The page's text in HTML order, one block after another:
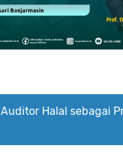
Auditor Halal sebagai